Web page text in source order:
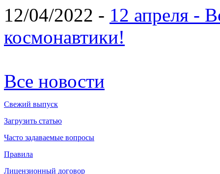
12/04/2022 - 12 апреля -
космонавтики!
Все новости
Свежий выпуск
Загрузить статью
Часто задаваемые вопросы
Правила
Лицензионный договор